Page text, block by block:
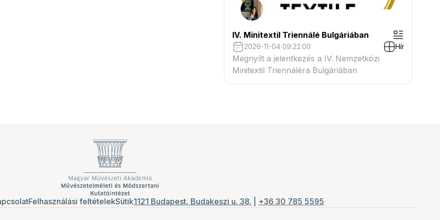
IV. Minitextil Triennálé Bulgáriában
2026-11-04 09:22:00 Hír
Megnyílt a jelentkezés a IV. Nemzetközi
Minitextil Triennáléra Bulgáriában
Felhasználási feltételekSütik1121 Budapest, Budakeszi u. 38. +36 30 785 5595